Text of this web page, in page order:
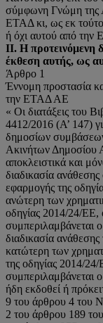
σύμφωνη Γνώμη της
ΕΤΑΔ κι, ως εκ
ή όχι αυτού από την
ΙΙ. Η προτεινόμενη
έκθεση αυτής, ως
Άρθρο 1
Έννομη προστασία
την ΕΤΑΔ ΑΕ
« Οι διατάξεις του
4412/2016 (Α’ 147)
δημοσίων
Ακινήτων
αποκλειστικά και
διαδικασία
εφαρμογής της
ανώτερη των
οδηγίας 2014/24/ΕΕ,
συμπεριλαμβάνεται
διαδικασία
κατώτερη των
της οδηγίας 2014/
συμπεριλαμβάνεται
ήδη εκδοθεί ή
9 του άρθρου 4 του
2 του άρθρου 189